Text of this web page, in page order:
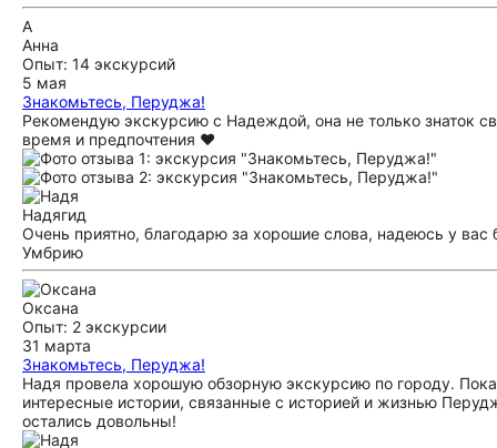
А
Анна
Опыт: 14 экскурсий
5 мая
Знакомьтесь, Перуджа!
Рекомендую экскурсию с Надеждой, она не только знаток
время и предпочтения ❤️
Надягид
Очень приятно, благодарю за хорошие слова, надеюсь у
Умбрию
Оксана
Опыт: 2 экскурсии
31 марта
Знакомьтесь, Перуджа!
Надя провела хорошую обзорную экскурсию по городу.
интересные истории, связанные с историей и жизнью
остались довольны!